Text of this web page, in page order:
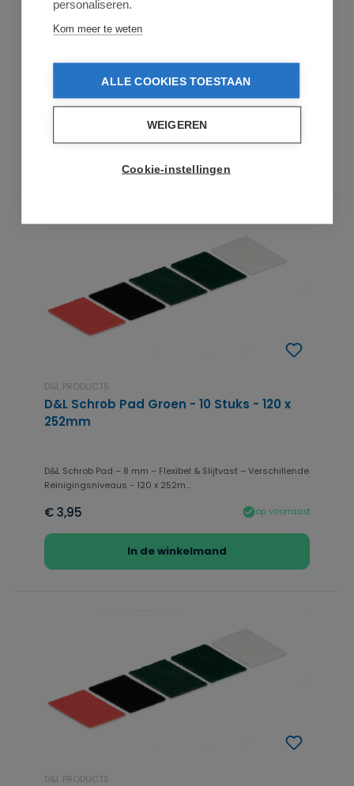
D&L Schrob Pad Zwart - 10 Stuks - 120 x
252mm
D&L Schrob Pad – 8 mm – Flexibel & Slijtvast – Verschillende
D&L PRODUCTS
D&L Schrob Pad Groen - 10 Stuks - 120 x
252mm
D&L Schrob Pad – 8 mm – Flexibel & Slijtvast – Verschillende
Reinigingsniveaus - 120 x 252m...
€ 3,95 op voorraad
In de winkelmand
D&L PRODUCTS
personaliseren.
Kom meer te weten
ALLE COOKIES TOESTAAN
WEIGEREN
Cookie-instellingen